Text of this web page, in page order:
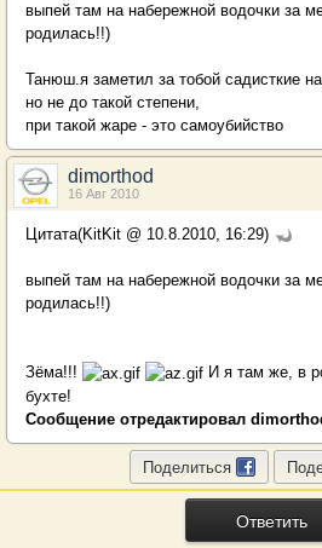
выпей там на набережной водочки за
родилась!!)
Танюш.я заметил за тобой садисткие
но не до такой степени,
при такой жаре - это самоубийство
dimorthod
16 Авг 2010
Цитата(KitKit @ 10.8.2010, 16:29)
выпей там на набережной водочки за
родилась!!)
Зёма!!!
И я там же, в
бухте!
Сообщение отредактировал
Поделиться
Ответить